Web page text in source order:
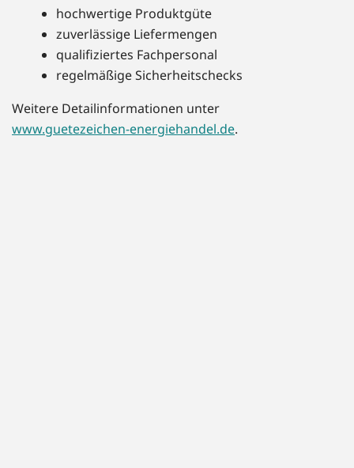
hochwertige Produktgüte
zuverlässige Liefermengen
qualifiziertes Fachpersonal
regelmäßige Sicherheitschecks
Weitere Detailinformationen unter
www.guetezeichen-energiehandel.de.